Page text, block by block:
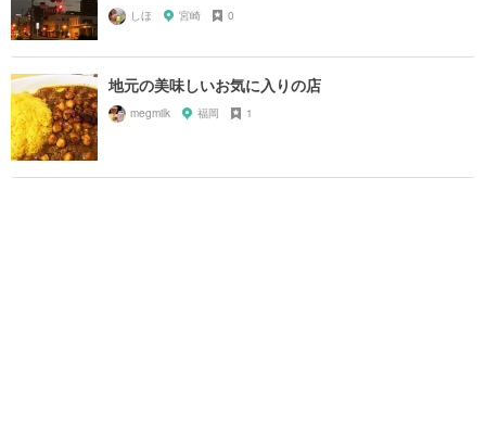
しほ 宮崎 0
地元の美味しいお気に入りの店
megmilk 福岡 1